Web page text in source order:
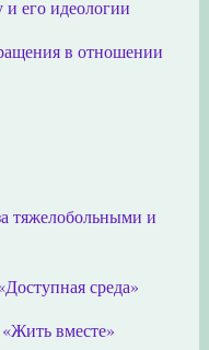
и его идеологии
в отношении
тяжелобольными и
среда»
вместе»